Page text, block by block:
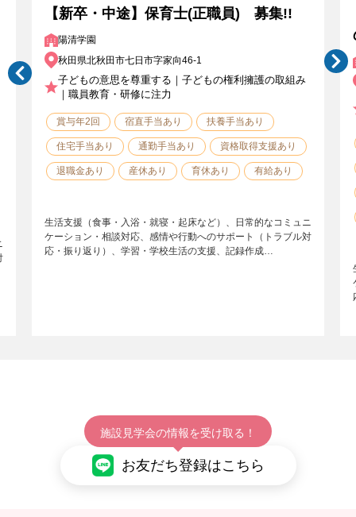
【新卒・中途】保育士(正職員) 募集!!
陽清学園
秋田県北秋田市七日市字家向46-1
子どもの意思を尊重する｜子どもの権利擁護の取組み
｜職員教育・研修に注力
賞与年2回 宿直手当あり 扶養手当あり
住宅手当あり 通勤手当あり 資格取得支援あり
退職金あり 産休あり 育休あり 有給あり
生活支援（食事・入浴・就寝・起床など）、日常的なコミュニ
ケーション・相談対応、感情や行動へのサポート（トラブル対
応・振り返り）、学習・学校生活の支援、記録作成…
施設見学会の情報を受け取る！
お友だち登録はこちら